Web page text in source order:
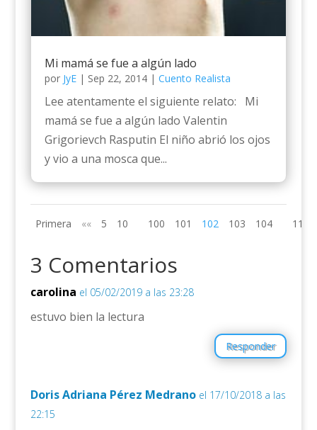
Mi mamá se fue a algún lado
por JyE| Sep 22, 2014| Cuento Realista
Lee atentamente el siguiente relato: Mi
mamá se fue a algún lado Valentin
Grigorievch Rasputin El niño abrió los ojos
y vio a una mosca que...
Primera «« 5 10 100 101 102 103 104 110
3 Comentarios
carolina el 05/02/2019 a las 23:28
estuvo bien la lectura
Responder
Doris Adriana Pérez Medrano el 17/10/2018 a las
22:15